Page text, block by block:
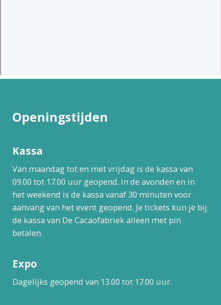
Openingstijden
Kassa
Van maandag tot en met vrijdag is de kassa van
09.00 tot 17.00 uur geopend. In de avonden en in
het weekend is de kassa vanaf 30 minuten voor
aanvang van het event geopend. Je tickets kun je bij
de kassa van De Cacaofabriek alleen met pin
betalen.
Expo
Dagelijks geopend van 13.00 tot 17.00 uur.